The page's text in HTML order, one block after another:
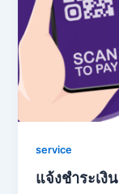
service
แจ้งชำระเงิน